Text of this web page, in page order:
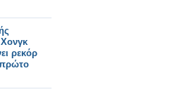
ρεκόρ